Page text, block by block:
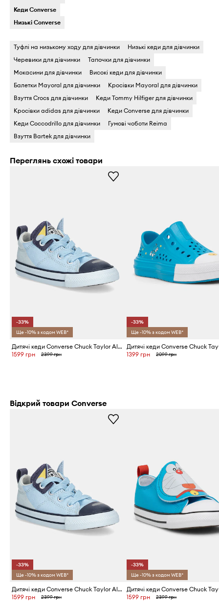
Кеди Converse
Низькі Converse
Туфлі на низькому ходу для дівчинки
Низькі кеди для дівчинки
Черевики для дівчинки
Тапочки для дівчинки
Мокасини для дівчинки
Високі кеди для дівчинки
Балетки Mayoral для дівчинки
Кросівки Mayoral для дівчинки
Взуття Crocs для дівчинки
Кеди Tommy Hilfiger для дівчинки
Кросівки adidas для дівчинки
Кеди Converse для дівчинки
Кеди Coccodrillo для дівчинки
Гумові чоботи Reima
Взуття Bartek для дівчинки
Переглянь схожі товари
-33%
Ще -10% з кодом WEB*
Дитячі кеди Converse Chuck Taylor All Star Madison
1599 грн
2399 грн
-33%
Ще -10% з кодом WEB*
1399 грн 2099 грн
Відкрий товари Converse
-33%
Ще -10% з кодом WEB*
Дитячі кеди Converse Chuck Taylor All Star Madison
1599 грн
2399 грн
-33%
Ще -10% з кодом WEB*
1599 грн 2399 грн